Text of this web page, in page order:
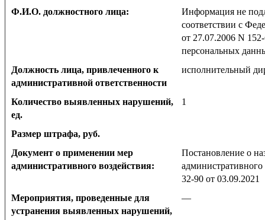
Ф.И.О. должностного лица:
Информация не
соответствии с
от 27.07.2006 N
персональных
Должность лица, привлеченного к
административной ответственности
исполнительный
Количество выявленных нарушений,
ед.
1
Размер штрафа, руб.
Документ о применении мер
административного воздействия:
Постановление о
32-90 от 03.09.2021
Мероприятия, проведенные для
устранения выявленных нарушений,
—